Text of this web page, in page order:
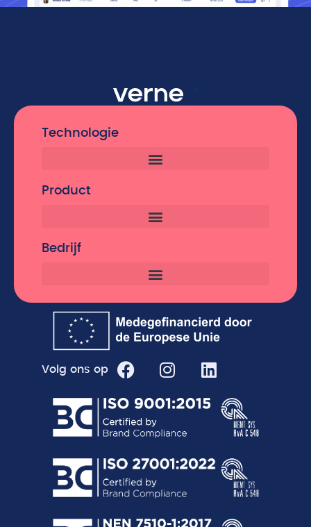
Technologie
Product
Bedrijf
Volg ons op